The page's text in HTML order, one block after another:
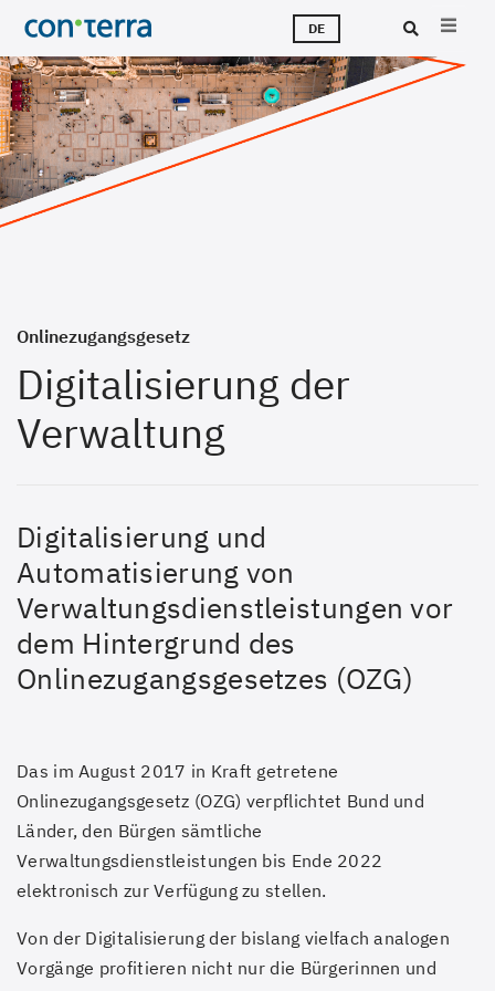
Direkt
zum
Inhalt
DE
Onlinezugangsgesetz
Digitalisierung der
Verwaltung
Digitalisierung und
Automatisierung von
Verwaltungsdienstleistungen vor
dem Hintergrund des
Onlinezugangsgesetzes (OZG)
Das im August 2017 in Kraft getretene
Onlinezugangsgesetz (OZG) verpflichtet Bund und
Länder, den Bürgen sämtliche
Verwaltungsdienstleistungen bis Ende 2022
elektronisch zur Verfügung zu stellen.
Von der Digitalisierung der bislang vielfach analogen
Vorgänge profitieren nicht nur die Bürgerinnen und